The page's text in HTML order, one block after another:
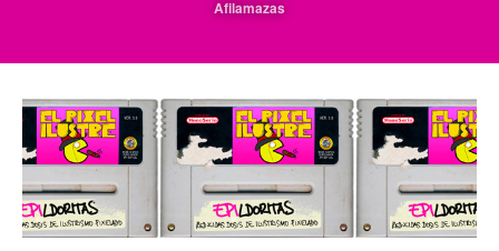
Afilamazas